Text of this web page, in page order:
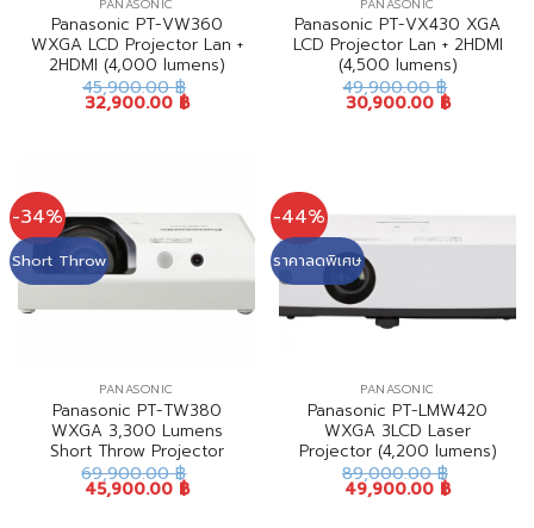
PANASONIC
Panasonic PT-VW360
WXGA LCD Projector Lan +
2HDMI (4,000 lumens)
45,900.00฿
32,900.00 ฿
PANASONIC
Panasonic PT-VX430 XGA
LCD Projector Lan + 2HDMI
(4,500 lumens)
49,900.00฿
30,900.00 ฿
-34%
Short Throw
PANASONIC
Panasonic PT-TW380
WXGA 3,300 Lumens
Short Throw Projector
69,900.00฿
45,900.00 ฿
-44%
ราคาลดพิเศษ
PANASONIC
Panasonic PT-LMW420
WXGA 3LCD Laser
Projector (4,200 lumens)
89,000.00฿
49,900.00 ฿